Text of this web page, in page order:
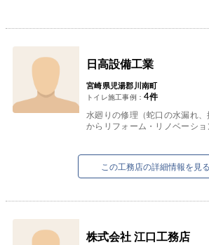
日高設備工業
宮崎県児湯郡川南町
トイレ施工事例： 4件
水廻りの修理（蛇口の水漏れ、
からリフォーム・リノベーショ
気軽に相談下さい。
この工務店の詳細情報を見る
株式会社 江口工務店